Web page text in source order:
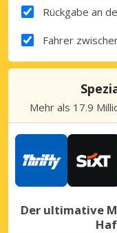
Rückgabe an
Fahrer
Mehr als 17.9
Der ultimative